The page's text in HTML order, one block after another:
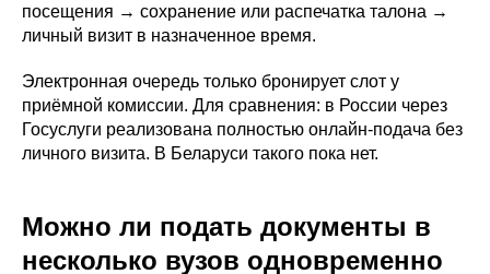
посещения → сохранение или распечатка талона →
личный визит в назначенное время.
Электронная очередь только бронирует слот у
приёмной комиссии. Для сравнения: в России через
Госуслуги реализована полностью онлайн-подача без
личного визита. В Беларуси такого пока нет.
Можно ли подать документы в
несколько вузов одновременно